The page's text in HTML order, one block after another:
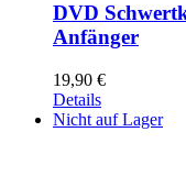
DVD
Anfänger
19,90 €
Details
Nicht auf Lager